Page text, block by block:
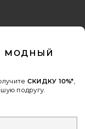
МОДНЫЙ
СКИДКУ 10%*
подругу.